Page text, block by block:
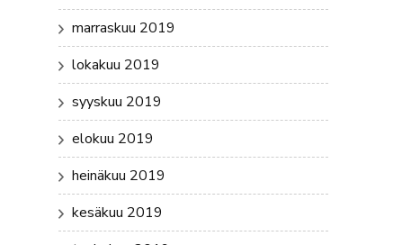
marraskuu 2019
lokakuu 2019
syyskuu 2019
elokuu 2019
heinäkuu 2019
kesäkuu 2019